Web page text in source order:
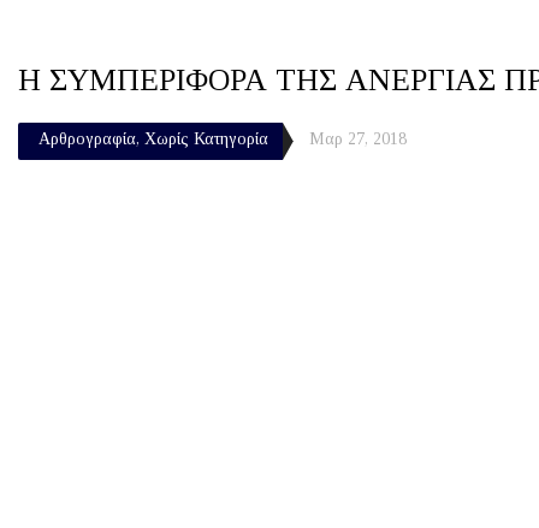
Η ΣΥΜΠΕΡΙΦΟΡΑ ΤΗΣ ΑΝΕΡΓΙΑΣ
Αρθρογραφία, Χωρίς Κατηγορία Μαρ 27, 2018